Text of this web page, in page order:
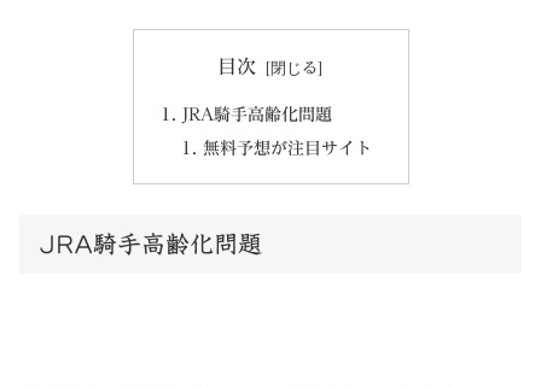
目次
JRA騎手高齢化問題
無料予想が注目サイト
JRA騎手高齢化問題